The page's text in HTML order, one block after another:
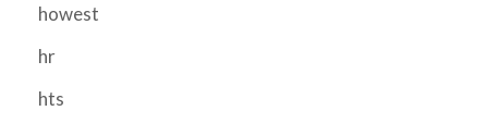
howest
hr
hts